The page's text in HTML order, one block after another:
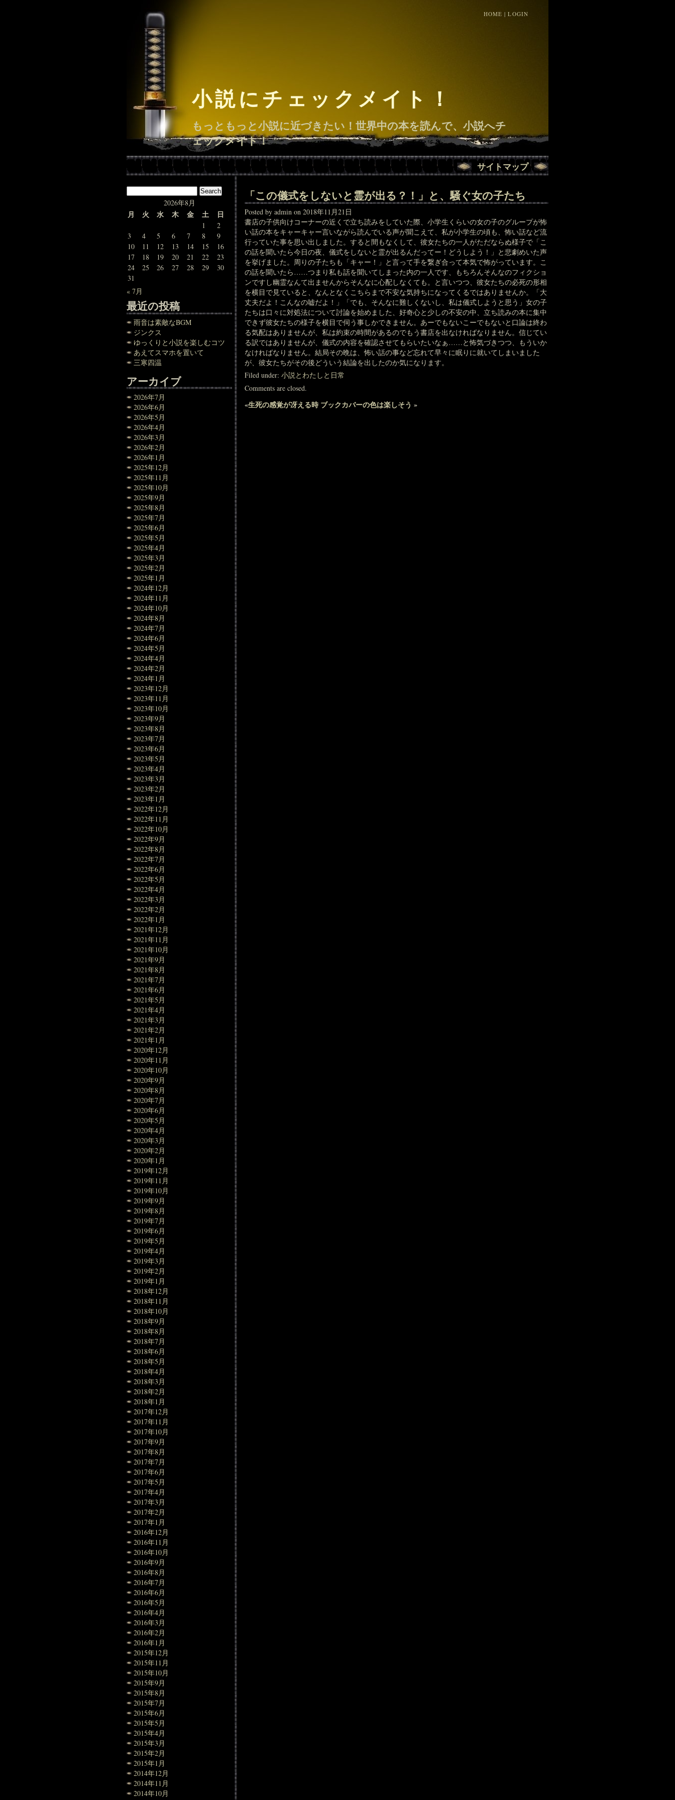
HOME |LOGIN
小説にチェックメイト！
もっともっと小説に近づきたい！世界中の本を読んで、小説へチ
ェックメイト！
サイトマップ
2026年8月
月 火 水 木 金 土 日
1
2
3
4 5 6 7 8
9
10
11 12 13 14 15
16
17
18 19 20 21 22
23
24
25 26 27 28 29
30
31
« 7月
最近の投稿
雨音は素敵なBGM
ジンクス
ゆっくりと小説を楽しむコツ
あえてスマホを置いて
三寒四温
アーカイブ
2026年7月
2026年6月
2026年5月
2026年4月
2026年3月
2026年2月
2026年1月
2025年12月
2025年11月
2025年10月
2025年9月
2025年8月
2025年7月
2025年6月
2025年5月
2025年4月
2025年3月
2025年2月
2025年1月
2024年12月
2024年11月
2024年10月
2024年8月
2024年7月
2024年6月
2024年5月
2024年4月
2024年2月
2024年1月
2023年12月
2023年11月
2023年10月
2023年9月
2023年8月
2023年7月
2023年6月
2023年5月
2023年4月
2023年3月
2023年2月
2023年1月
2022年12月
2022年11月
2022年10月
2022年9月
2022年8月
2022年7月
2022年6月
2022年5月
2022年4月
2022年3月
2022年2月
2022年1月
2021年12月
2021年11月
2021年10月
2021年9月
2021年8月
2021年7月
2021年6月
2021年5月
2021年4月
2021年3月
2021年2月
2021年1月
2020年12月
2020年11月
2020年10月
2020年9月
2020年8月
2020年7月
2020年6月
2020年5月
2020年4月
2020年3月
2020年2月
2020年1月
2019年12月
2019年11月
2019年10月
2019年9月
2019年8月
2019年7月
2019年6月
2019年5月
2019年4月
2019年3月
2019年2月
2019年1月
2018年12月
2018年11月
2018年10月
2018年9月
2018年8月
2018年7月
2018年6月
2018年5月
2018年4月
2018年3月
2018年2月
2018年1月
2017年12月
2017年11月
2017年10月
2017年9月
2017年8月
2017年7月
2017年6月
2017年5月
2017年4月
2017年3月
2017年2月
2017年1月
2016年12月
2016年11月
2016年10月
2016年9月
2016年8月
2016年7月
2016年6月
2016年5月
2016年4月
2016年3月
2016年2月
2016年1月
2015年12月
2015年11月
2015年10月
2015年9月
2015年8月
2015年7月
2015年6月
2015年5月
2015年4月
2015年3月
2015年2月
2015年1月
2014年12月
2014年11月
2014年10月
「この儀式をしないと霊が出る？！」と、騒ぐ女の子たち
Posted by admin on 2018年11月21日
書店の子供向けコーナーの近くで立ち読みをしていた際、小学生くらいの女の子のグループが怖
い話の本をキャーキャー言いながら読んでいる声が聞こえて、私が小学生の頃も、怖い話など流
行っていた事を思い出しました。すると間もなくして、彼女たちの一人がただならぬ様子で「こ
の話を聞いたら今日の夜、儀式をしないと霊が出るんだってー！どうしよう！」と悲劇めいた声
を挙げました。周りの子たちも「キャー！」と言って手を繋ぎ合って本気で怖がっています。こ
の話を聞いたら……つまり私も話を聞いてしまった内の一人です、もちろんそんなのフィクショ
ンですし幽霊なんて出ませんからそんなに心配しなくても。と言いつつ、彼女たちの必死の形相
を横目で見ていると、なんとなくこちらまで不安な気持ちになってくるではありませんか。「大
丈夫だよ！こんなの嘘だよ！」「でも、そんなに難しくないし、私は儀式しようと思う」女の子
たちは口々に対処法について討論を始めました、好奇心と少しの不安の中、立ち読みの本に集中
できず彼女たちの様子を横目で伺う事しかできません。あーでもないこーでもないと口論は終わ
る気配はありませんが、私は約束の時間があるのでもう書店を出なければなりません。信じてい
る訳ではありませんが、儀式の内容を確認させてもらいたいなぁ……と怖気づきつつ、もういか
なければなりません。結局その晩は、怖い話の事など忘れて早々に眠りに就いてしまいました
が、彼女たちがその後どういう結論を出したのか気になります。
Filed under:小説とわたしと日常
Comments are closed.
«生死の感覚が冴える時 ブックカバーの色は楽しそう »